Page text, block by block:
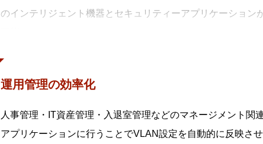
のインテリジェント機器とセキュリティーアプリケーショ
運用管理の効率化
人事管理・IT資産管理・入退室管理などのマネージメント
アプリケーションに行うことでVLAN設定を自動的に反映さ